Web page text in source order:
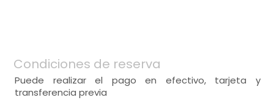
Condiciones de reserva
Puede realizar el pago en efectivo, tarjeta y
transferencia previa